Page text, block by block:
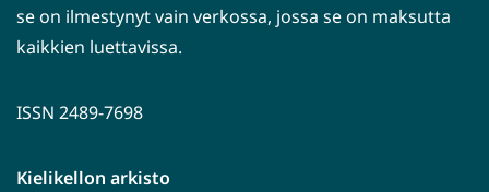
se on ilmestynyt vain verkossa, jossa se on maksutta
kaikkien luettavissa.
ISSN 2489-7698
Kielikellon arkisto